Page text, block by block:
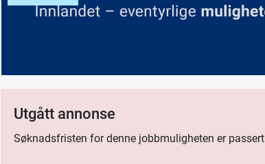
Utgått annonse
Søknadsfristen for denne jobbmuligheten er passert